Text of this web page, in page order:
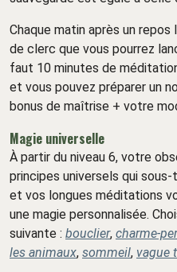
Chaque matin après un
de clerc que vous pourrez
faut 10 minutes de
et vous pouvez préparer un
bonus de maîtrise + votre
Magie universelle
À partir du niveau 6, votre
principes universels qui
et vos longues méditations
une magie personnalisée.
suivante : bouclier, charme-
les animaux, sommeil, vague